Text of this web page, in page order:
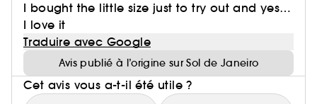
I bought the little size just to try out and yes…
I love it
Traduire avec Google
Avis publié à l’origine sur Sol de Janeiro
Cet avis vous a-t-il été utile ?